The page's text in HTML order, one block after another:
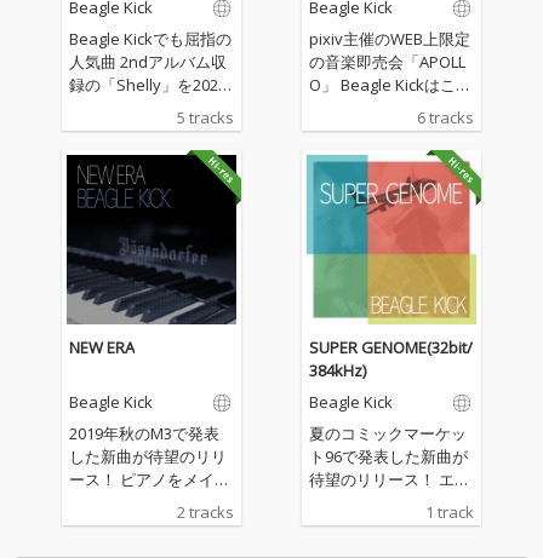
Beagle Kick
Beagle Kickでも屈指の
人気曲 2ndアルバム収
録の「Shelly」を2023
ス！ 新たに生まれ変わ
った和田貴史渾身の2m
ixを、国内外4人のマス
タリングエンジニアが
マスタリング。 オーダ
ーは、「自らがベスト
と思う音源に仕上げて
ほしい」この一点の
み。 リテイク、ディレ
クション、一切なし。
マスタリングエンジニ
結した宝箱のような1
枚。 それが「Masterin
g Treasure」 スタジオ
機材の性能を最大限に
TIC REVIVE製品を多数
5 tracks
Beagle Kick
pixiv主催のWEB上限定
の音楽即売会「APOLL
O」 Beagle Kickはこれ
までAPOLLO-A03、A0
5、A06、A07、A09、A
10とリミックス版をリ
リースしてきた。 これ
らは、長らくAPOLLO
のみの限定販売だった
が、ついに一般配信を
まとめるにあたって、
和田貴史自らが新たに
マスタリングを実施。
制作時期の異なる楽曲
群を、一つの作品とし
て安心して聴けるよう
リファインされた。 生
演奏にこだわり、作り
たい音楽を高音質で届
に貫かれるコンセプト
6 tracks
NEW ERA
Beagle Kick
2019年秋のM3で発表
した新曲が待望のリリ
ース！ ピアノをメイン
とした4ピースのジャ
ズロック。エモーショ
2 tracks
SUPER GENOME(32bit/
384kHz)
Beagle Kick
夏のコミックマーケッ
ト96で発表した新曲が
待望のリリース！ エレ
クトロ？コンテポラリ
ー？ジャズ？ Beagle K
1 track